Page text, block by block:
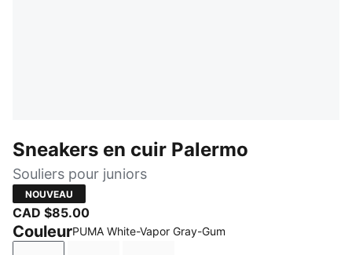
Sneakers en cuir Palermo
Souliers pour juniors
NOUVEAU
CAD $85.00
CouleurPUMA White-Vapor Gray-Gum